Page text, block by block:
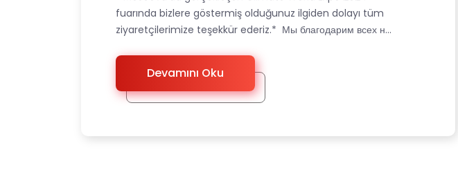
fuarında bizlere göstermiş olduğunuz ilgiden dolayı tüm
ziyaretçilerimize teşekkür ederiz.* Мы благодарим всех н...
Devamını Oku